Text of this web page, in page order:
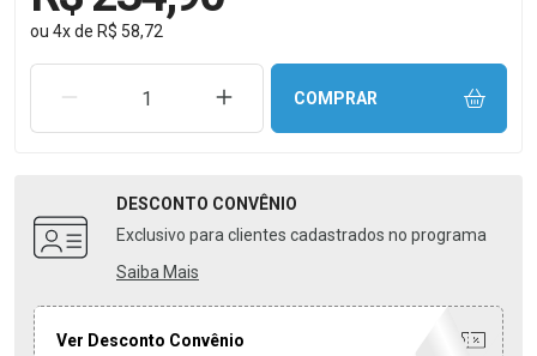
ou 4xde R$ 58,72
REMOVER UMA UNIDADEAUMENTAR UMA UNIDADE
COMPRAR
DESCONTO CONVÊNIO
Exclusivo para clientes cadastrados no programa
Saiba Mais
Ver Desconto Convênio